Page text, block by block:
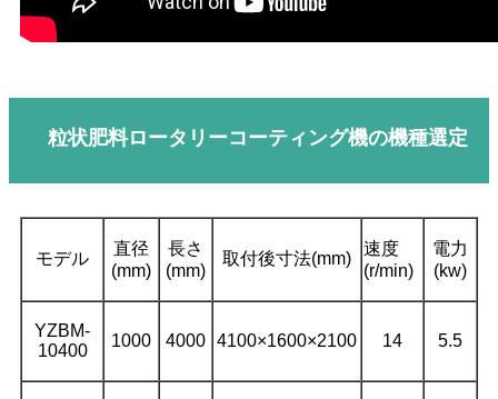
粒状肥料ロータリーコーティング機の機種選定
モデル
直径
(mm)
長さ
(mm)
取付後寸法(mm)
速度
(r/min)
電力
(kw)
YZBM-
10400
1000 4000 4100×1600×2100 14 5.5